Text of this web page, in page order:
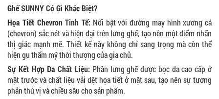
Ghế SUNNY Có Gì Khác Biệt?
Họa Tiết Chevron Tinh Tế: Nổi bật với đường may hình xương cá
(chevron) sắc nét và hiện đại trên lưng ghế, tạo nên một điểm nhấn
thị giác mạnh mẽ. Thiết kế này không chỉ sang trọng mà còn thể
hiện gu thẩm mỹ thời thượng của gia chủ.
Sự Kết Hợp Đa Chất Liệu:Phần lưng ghế được bọc da cao cấp ở
mặt trước và chất liệu vải dệt họa tiết ở mặt sau, tạo nên sự tương
phản thú vị và chiều sâu cho sản phẩm.